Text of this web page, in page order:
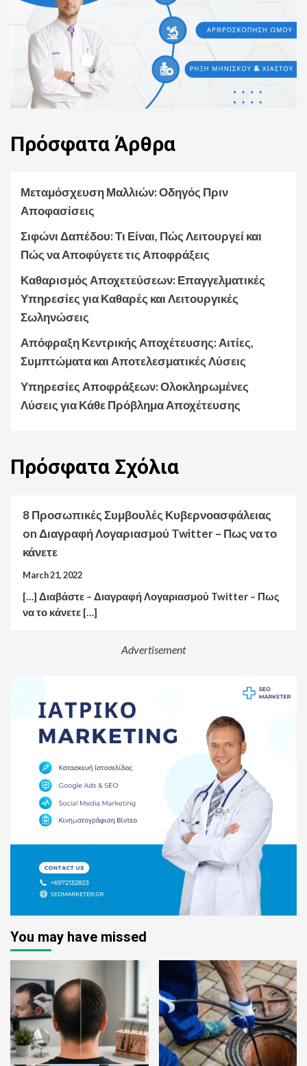
Πρόσφατα Άρθρα
Μεταμόσχευση Μαλλιών: Οδηγός Πριν
Αποφασίσεις
Σιφώνι Δαπέδου: Τι Είναι, Πώς Λειτουργεί και
Πώς να Αποφύγετε τις Αποφράξεις
Καθαρισμός Αποχετεύσεων: Επαγγελματικές
Υπηρεσίες για Καθαρές και Λειτουργικές
Σωληνώσεις
Απόφραξη Κεντρικής Αποχέτευσης: Αιτίες,
Συμπτώματα και Αποτελεσματικές Λύσεις
Υπηρεσίες Αποφράξεων: Ολοκληρωμένες
Λύσεις για Κάθε Πρόβλημα Αποχέτευσης
Πρόσφατα Σχόλια
8 Προσωπικές Συμβουλές Κυβερνοασφάλειας
onΔιαγραφή Λογαριασμού Twitter – Πως να το
κάνετε
March 21, 2022
[…] Διαβάστε – Διαγραφή Λογαριασμού Twitter – Πως
να το κάνετε […]
Advertisement
You may have missed